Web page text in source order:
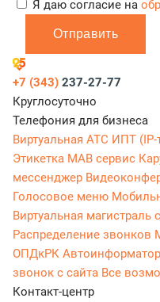
Я даю согласие на
Отправить
+7 (343) 237-27-77
Круглосуточно
Телефония для бизнеса
Виртуальная АТС ИПТ (IP-
Этикетка МАВ сервис
мессенджер
Голосовое меню
Виртуальная магистраль
Распределение звонков
ОПДкРК Автоинформатор
звонок с сайта Все
Контакт-центр